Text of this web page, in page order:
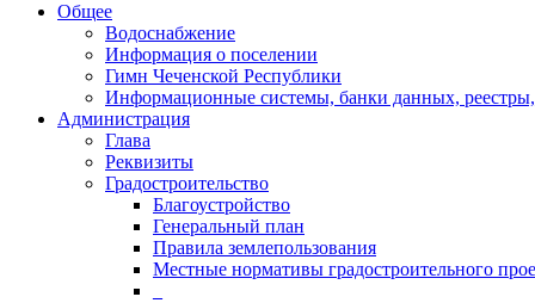
Общее
Водоснабжение
Информация о поселении
Гимн Чеченской Республики
Информационные системы, банки данных,
Администрация
Глава
Реквизиты
Градостроительство
Благоустройство
Генеральный план
Правила землепользования
Местные нормативы градостроительного